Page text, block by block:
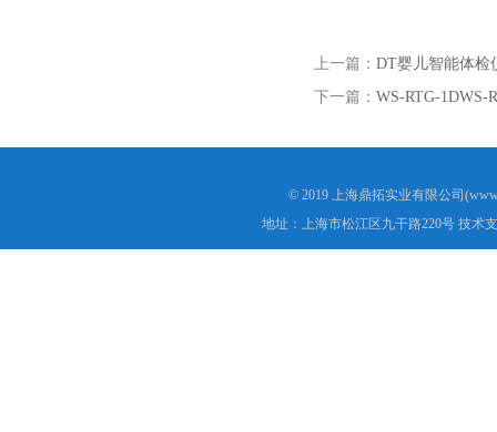
上一篇： DT婴儿智能体检
下一篇： WS-RTG-1DWS-
© 2019 上海鼎拓实业有限公司
地址：上海市松江区九干路220号 技术